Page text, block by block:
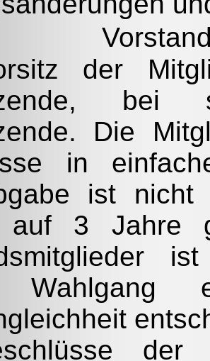
der
bei
Die
in
ist
auf 3 Jahre
Wahlgang
der